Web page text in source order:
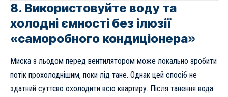
8. Використовуйте воду та
холодні ємності без ілюзії
«саморобного кондиціонера»
Миска з льодом перед вентилятором може локально зробити
потік прохолоднішим, поки лід тане. Однак цей спосіб не
здатний суттєво охолодити всю квартиру. Після танення вода